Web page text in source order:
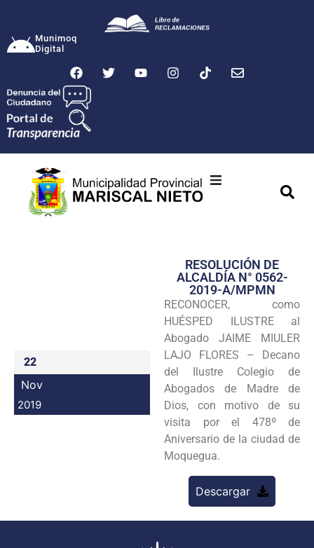
Munimoq
Digital
Transparencia
Seguridad
Programas
Intranet
22
Nov
2019
RESOLUCIÓN DE
ALCALDÍA N° 0562-
2019-A/MPMN
RECONOCER, como
HUÉSPED ILUSTRE al
Abogado JAIME MIULER
LAJO FLORES – Decano
del Ilustre Colegio de
Abogados de Madre de
Dios, con motivo de su
visita por el 478º de
Aniversario de la ciudad de
Moquegua.
Descargar